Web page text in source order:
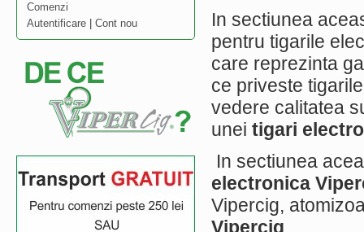
Comenzi
Autentificare
Cont nou
In sectiunea
pentru tigarile
care reprezinta
ce priveste
vedere calitatea
unei tigari
In sectiunea
electronica
Vipercig,
Vipercig.